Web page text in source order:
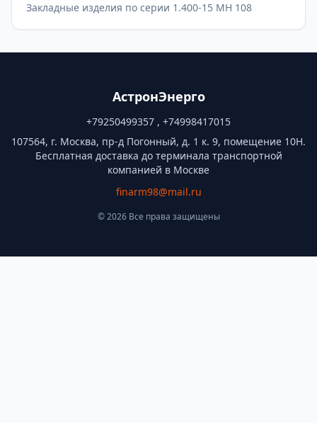
Закладные изделия по серии 1.400-15 МН 108
АстронЭнерго
+79250499357 , +74998417015
107564, г. Москва, пр-д Погонный, д. 1 к. 9, помещение 10Н.
Бесплатная доставка до терминала транспортной
компанией в Москве
finarm98@mail.ru
© 2026 Все права защищены